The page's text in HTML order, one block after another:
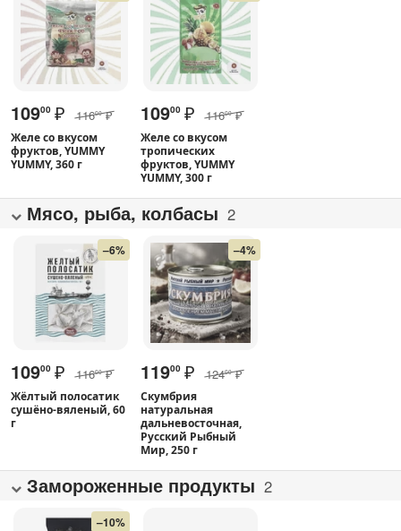
10900 ₽ 11600 ₽
Желе со вкусом
фруктов, YUMMY
YUMMY, 360 г
10900 ₽ 11600 ₽
Желе со вкусом
тропических
фруктов, YUMMY
YUMMY, 300 г
Мясо, рыба, колбасы 2
–6%
10900 ₽ 11600 ₽
Жёлтый полосатик
сушёно-вяленый, 60
г
–4%
11900 ₽ 12400 ₽
Скумбрия
натуральная
дальневосточная,
Русский Рыбный
Мир, 250 г
Замороженные продукты 2
–10%